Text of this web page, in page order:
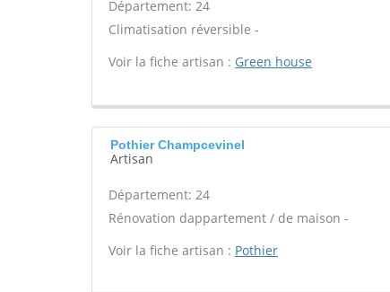
Département: 24
Climatisation réversible -
Voir la fiche artisan : Green house
Pothier Champcevinel
Artisan
Département: 24
Rénovation dappartement / de maison -
Voir la fiche artisan : Pothier